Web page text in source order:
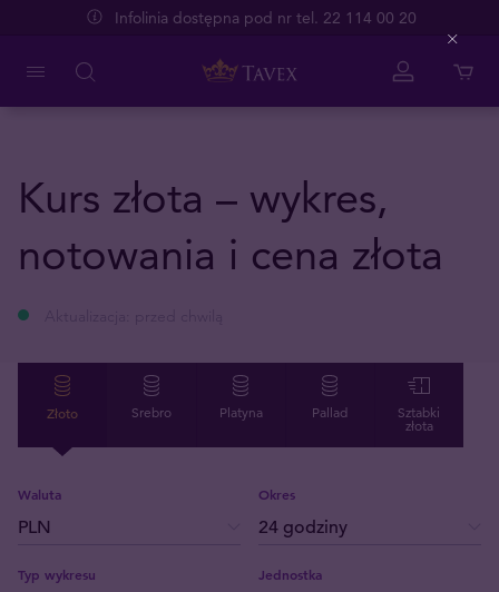
Infolinia dostępna pod nr tel. 22 114 00 20
Kurs złota – wykres,
notowania i cena złota
Złoto Srebro Platyna Pallad
Sztabki
złota
Waluta Okres
Typ wykresu Jednostka
Close